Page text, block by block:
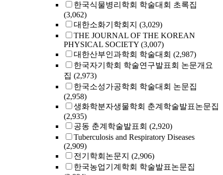
한국식물병리학회 학술대회 초록집
(3,062)
대한소화기학회지 (3,029)
THE JOURNAL OF THE KOREAN
PHYSICAL SOCIETY (3,007)
대한산부인과학회 학술대회 (2,987)
한국자기학회 학술연구발표회 논문개요
집 (2,973)
한국소성가공학회 학술대회 논문집
(2,958)
생화학분자생물학회 춘계학술발표논문집
(2,935)
공동 춘계학술발표회 (2,920)
Tuberculosis and Respiratory Diseases
(2,909)
전기학회논문지 (2,906)
한국농업기계학회 학술발표논문집